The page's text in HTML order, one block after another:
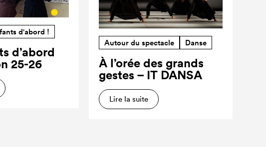
d'abord !
d’abord
25-26
Autour du spectacle Danse
À l’orée des grands
gestes – IT DANSA
Lire la suite